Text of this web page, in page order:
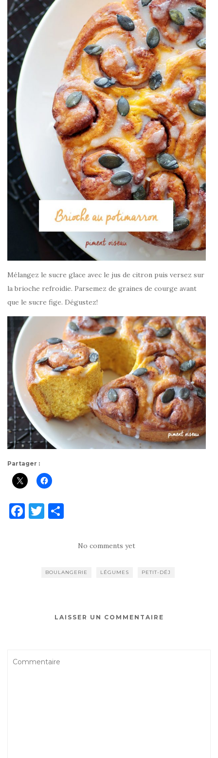
Mélangez le sucre glace avec le jus de citron puis versez sur
la brioche refroidie. Parsemez de graines de courge avant
que le sucre fige. Dégustez!
Partager :
F T
r er
No comments yet
BOULANGERIE LÉGUMES PETIT-DÉJ
LAISSER UN COMMENTAIRE